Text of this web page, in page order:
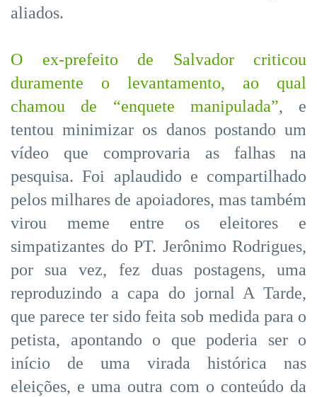
aliados.
O ex-prefeito de Salvador criticou
duramente o levantamento, ao qual
chamou de “enquete manipulada”, e
tentou minimizar os danos postando um
vídeo que comprovaria as falhas na
pesquisa. Foi aplaudido e compartilhado
pelos milhares de apoiadores, mas também
virou meme entre os eleitores e
simpatizantes do PT. Jerônimo Rodrigues,
por sua vez, fez duas postagens, uma
reproduzindo a capa do jornal A Tarde,
que parece ter sido feita sob medida para o
petista, apontando o que poderia ser o
início de uma virada histórica nas
eleições, e uma outra com o conteúdo da